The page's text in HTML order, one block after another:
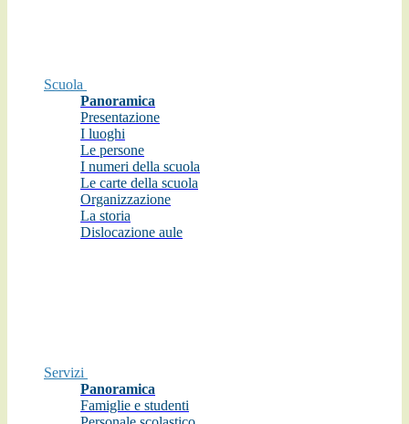
Scuola
Panoramica
Presentazione
I luoghi
Le persone
I numeri della scuola
Le carte della scuola
Organizzazione
La storia
Dislocazione aule
Servizi
Panoramica
Famiglie e studenti